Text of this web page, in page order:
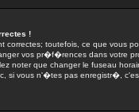
!
correctes; toutefois, ce que vous
vos pr�f�rences dans votre
noter que changer le fuseau
si vous n'�tes pas enregistr�,